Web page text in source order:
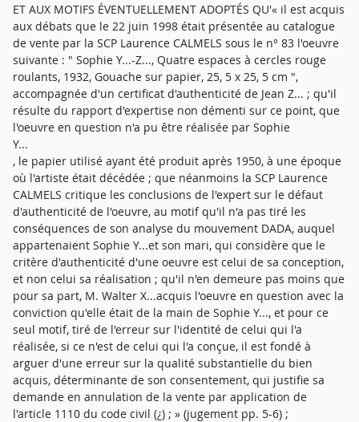
ET AUX MOTIFS ÉVENTUELLEMENT ADOPTÉS QU'« il est acquis
aux débats que le 22 juin 1998 était présentée au catalogue
de vente par la SCP Laurence CALMELS sous le n° 83 l'oeuvre
suivante : " Sophie Y...-Z..., Quatre espaces à cercles rouge
roulants, 1932, Gouache sur papier, 25, 5 x 25, 5 cm ",
accompagnée d'un certificat d'authenticité de Jean Z... ; qu'il
résulte du rapport d'expertise non démenti sur ce point, que
l'oeuvre en question n'a pu être réalisée par Sophie
Y...
, le papier utilisé ayant été produit après 1950, à une époque
où l'artiste était décédée ; que néanmoins la SCP Laurence
CALMELS critique les conclusions de l'expert sur le défaut
d'authenticité de l'oeuvre, au motif qu'il n'a pas tiré les
conséquences de son analyse du mouvement DADA, auquel
appartenaient Sophie Y...et son mari, qui considère que le
critère d'authenticité d'une oeuvre est celui de sa conception,
et non celui sa réalisation ; qu'il n'en demeure pas moins que
pour sa part, M. Walter X...acquis l'oeuvre en question avec la
conviction qu'elle était de la main de Sophie Y..., et pour ce
seul motif, tiré de l'erreur sur l'identité de celui qui l'a
réalisée, si ce n'est de celui qui l'a conçue, il est fondé à
arguer d'une erreur sur la qualité substantielle du bien
acquis, déterminante de son consentement, qui justifie sa
demande en annulation de la vente par application de
l'article 1110 du code civil (¿) ; » (jugement pp. 5-6) ;